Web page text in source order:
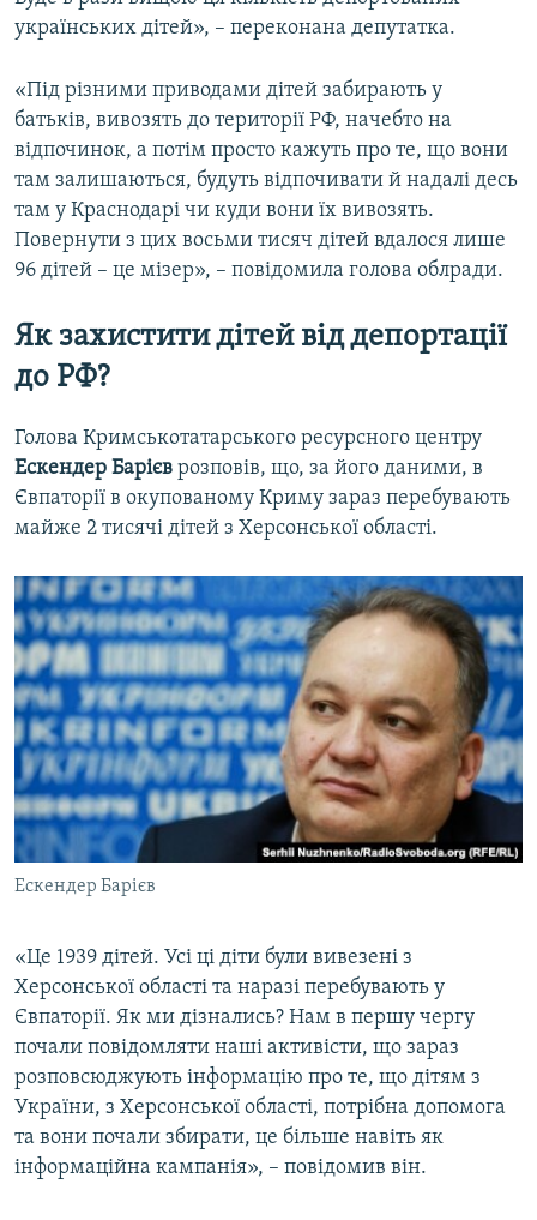
e
українських дітей», – переконана депутатка.
«Під різними приводами дітей забирають у
батьків, вивозять до території РФ, начебто на
відпочинок, а потім просто кажуть про те, що вони
там залишаються, будуть відпочивати й надалі десь
там у Краснодарі чи куди вони їх вивозять.
Повернути з цих восьми тисяч дітей вдалося лише
96 дітей – це мізер», – повідомила голова облради.
Як захистити дітей від депортації
до РФ?
Голова Кримськотатарського ресурсного центру
Ескендер Барієв розповів, що, за його даними, в
Євпаторії в окупованому Криму зараз перебувають
майже 2 тисячі дітей з Херсонської області.
Ескендер Барієв
«Це 1939 дітей. Усі ці діти були вивезені з
Херсонської області та наразі перебувають у
Євпаторії. Як ми дізнались? Нам в першу чергу
почали повідомляти наші активісти, що зараз
розповсюджують інформацію про те, що дітям з
України, з Херсонської області, потрібна допомога
та вони почали збирати, це більше навіть як
інформаційна кампанія», – повідомив він.